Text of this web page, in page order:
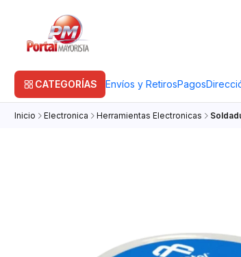
CATEGORÍAS Envíos y RetirosPagos
Inicio Electronica Herramientas Electronicas